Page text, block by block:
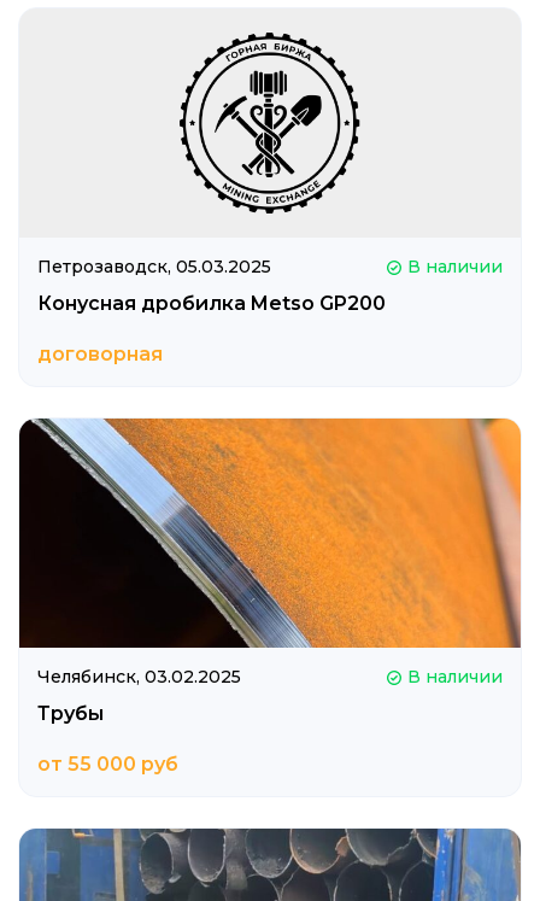
Петрозаводск, 05.03.2025 В наличии
Конусная дробилка Metso GP200
договорная
Челябинск, 03.02.2025 В наличии
Трубы
от 55 000 руб